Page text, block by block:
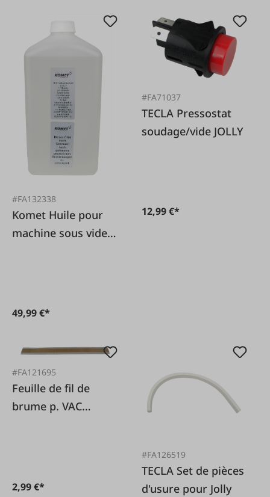
#FA132338
Komet Huile pour
machine sous vide à
49,99 €*
#FA71037
TECLA Pressostat
soudage/vide JOLLY
12,99 €*
#FA121695
Feuille de fil de
brume p. VAC
2,99 €*
#FA126519
TECLA Set de pièces
d'usure pour Jolly